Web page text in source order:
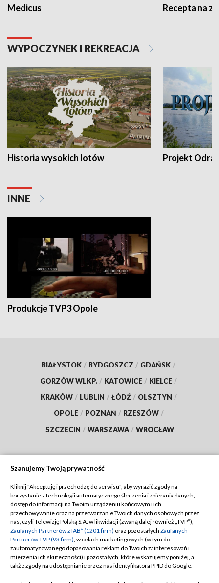
Medicus Recepta na
WYPOCZYNEK I REKREACJA
Historia wysokich lotów Projekt Odra
INNE
Produkcje TVP3 Opole
BIAŁYSTOK / BYDGOSZCZ / GDAŃSK /
GORZÓW WLKP. / KATOWICE / KIELCE /
KRAKÓW / LUBLIN / ŁÓDŹ / OLSZTYN /
OPOLE / POZNAŃ / RZESZÓW /
SZCZECIN / WARSZAWA / WROCŁAW
TVP
Abonament TVP
Emisja w TVP
Centrum informacji TVP
Naziemna Telewizja Cyfrowa
Regulamin TVP
Polityka prywatności
Moje zgody
Pomoc
Szanujemy Twoją prywatność
Kliknij "Akceptuję i przechodzę do serwisu", aby wyrazić zgody na
korzystanie z technologii automatycznego śledzenia i zbierania danych,
dostęp do informacji na Twoim urządzeniu końcowym i ich
przechowywanie oraz na przetwarzanie Twoich danych osobowych przez
nas, czyli Telewizję Polską S.A. w likwidacji (zwaną dalej również „TVP”),
Zaufanych Partnerów z IAB* (1201 firm) oraz pozostałych Zaufanych
Partnerów TVP (93 firm), w celach marketingowych (w tym do
zautomatyzowanego dopasowania reklam do Twoich zainteresowań i
mierzenia ich skuteczności) i pozostałych, które wskazujemy poniżej, a
także zgody na udostępnianie przez nas identyfikatora PPID do Google.